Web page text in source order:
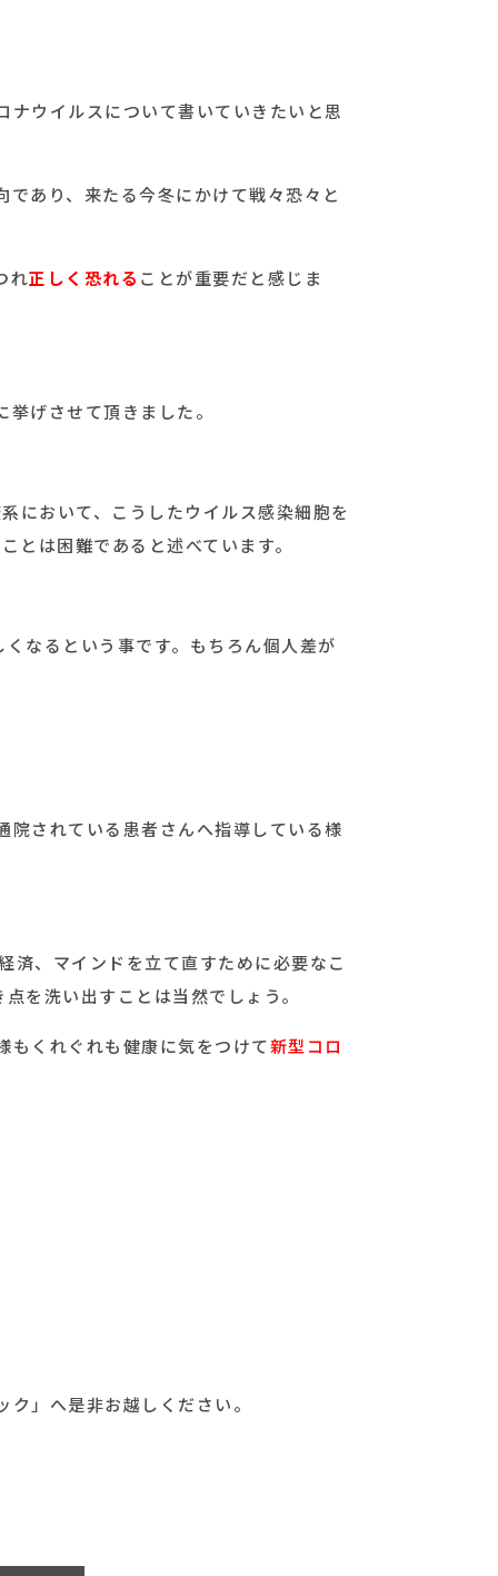
ウイルスについて書いていきたいと思
あり、来たる今冬にかけて戦々恐々と
れ正しく恐れる ことが重要だと感じま
げさせて頂きました。
において、こうしたウイルス感染細胞を
は困難であると述べています。
なるという事です。もちろん個人差が
されている患者さんへ指導している様
済、マインドを立て直すために必要なこ
を洗い出すことは当然でしょう。
もくれぐれも健康に気をつけて新型コロ
」へ是非お越しください。